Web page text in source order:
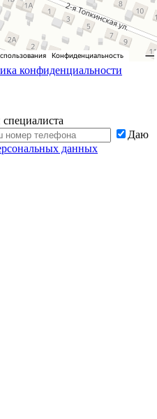
конфиденциальности
специалиста
Даю
данных